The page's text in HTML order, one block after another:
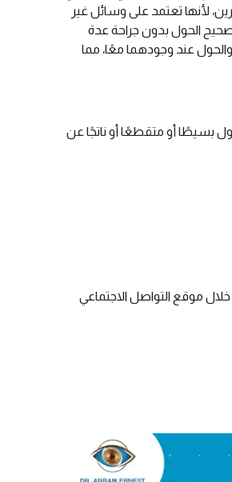
لأنها تعتمد على وسائل غير
الحول بدون جراحة عدة
والحول عند وجودهما معًا، مما
بسيطًا أو متقطعًا أو ناتجًا عن
موقع التواصل الاجتماعي